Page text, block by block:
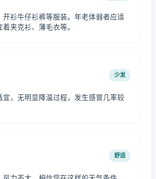
开衫牛仔衫裤等服装。年老体弱者应适
夹克衫、薄毛衣等。
少发
宜，无明显降温过程，发生感冒几率较
舒适